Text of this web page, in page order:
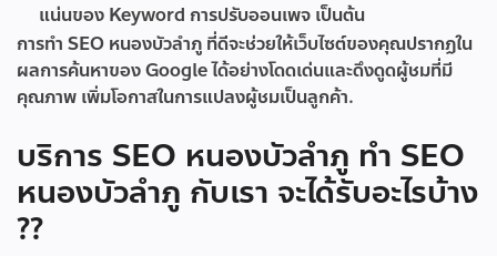
แน่นของ Keyword การปรับออนเพจ เป็นต้น
การทำ SEO หนองบัวลำภู ที่ดีจะช่วยให้เว็บไซต์ของคุณปรากฏใน
ผลการค้นหาของ Google ได้อย่างโดดเด่นและดึงดูดผู้ชมที่มี
คุณภาพ เพิ่มโอกาสในการแปลงผู้ชมเป็นลูกค้า.
บริการ SEO หนองบัวลำภู ทำ SEO
หนองบัวลำภู กับเรา จะได้รับอะไรบ้าง
??